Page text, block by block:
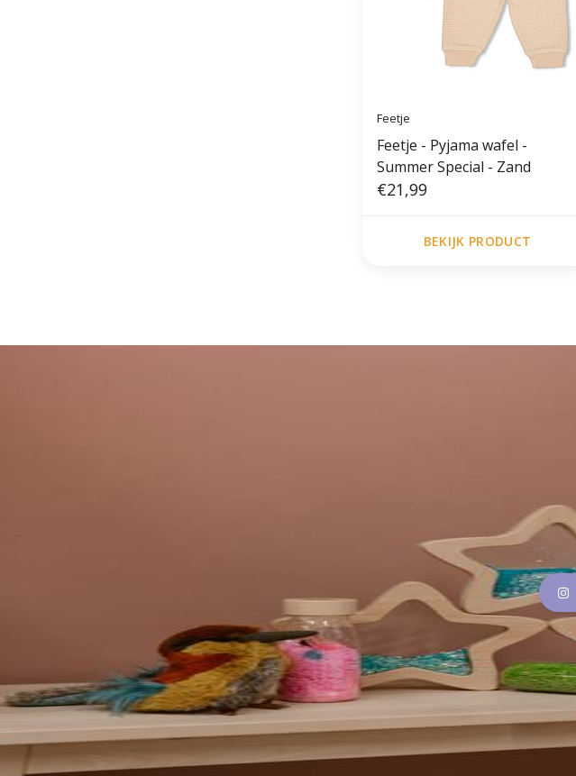
Feetje
Feetje - Pyjama wafel -
Summer Special - Zand
€21,99
BEKIJK PRODUCT